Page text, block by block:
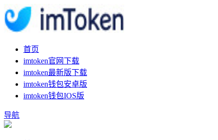
首页
imtoken官网下载
imtoken最新版下载
imtoken钱包安卓版
imtoken钱包IOS版
导航